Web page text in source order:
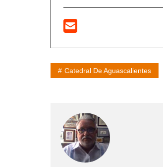
Catedral De Aguascalientes